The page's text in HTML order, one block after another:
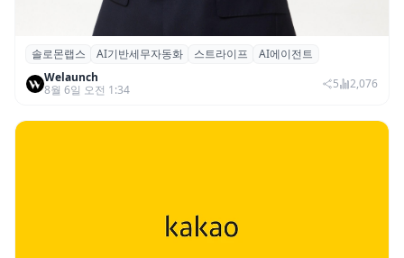
솔로몬랩스, 스트라이프 출신 이창헌 영입…
절세 전략 AI 에이전트 개발 본격화
솔로몬랩스 AI기반세무자동화 스트라이프
AI에이전트
Welaunch
8월 6일 오전 1:34
5 2,076